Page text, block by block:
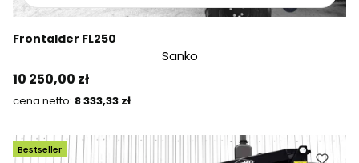
Frontalder FL250
Sanko
Preis
10 250,00 zł
Preis
8 333,33 zł
Bestseller